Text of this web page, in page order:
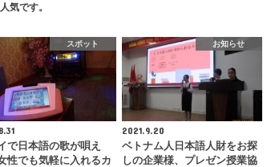
気です。
スポット
で日本語の歌が唄え
性でも気軽に入れるカ
お知らせ
2021.9.20
ベトナム人日本語人財をお探
しの企業様、プレゼン授業協